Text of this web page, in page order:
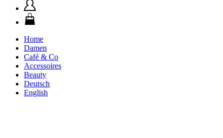
Home
Damen
Café & Co
Accessoires
Beauty
Deutsch
English